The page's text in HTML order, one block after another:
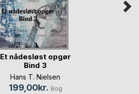
Et nådesløst opgør
Bind 3
Hans T. Nielsen
199,00kr. Bog